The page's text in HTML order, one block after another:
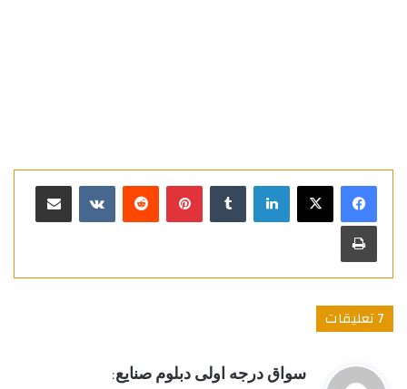
لينكدإن بينتيريست مشاركة عبر البريد
طباعة
‫7 تعليقات
يسواق درجه اولى دبلوم صنايع: